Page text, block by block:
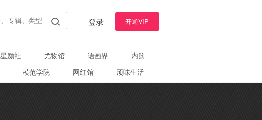
登录 开通VIP
星颜社 尤物馆 语画界
内购
模范学院 网红馆 顽味生活